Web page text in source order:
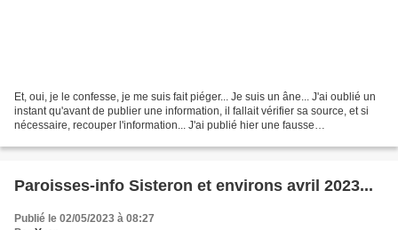
Et, oui, je le confesse, je me suis fait piéger... Je suis un âne... J'ai oublié un
instant qu'avant de publier une information, il fallait vérifier sa source, et si
nécessaire, recouper l'information... J'ai publié hier une fausse
Paroisses-info Sisteron et environs avril 2023...
Publié le 02/05/2023 à 08:27